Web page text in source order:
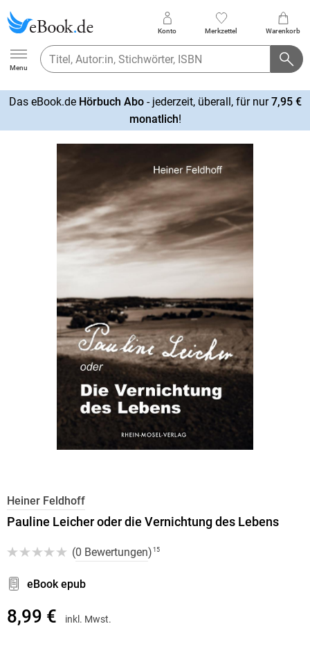
Ebook.de
Menu
Konto Merkzettel Warenkorb
Das eBook.de Hörbuch Abo- jederzeit, überall, für nur7,95 €
monatlich!
Heiner Feldhoff
Pauline Leicher oder die Vernichtung des Lebens
(0 Bewertungen) 15
eBook epub
8,99 € inkl. Mwst.